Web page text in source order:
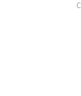
Director of ‘Kim-